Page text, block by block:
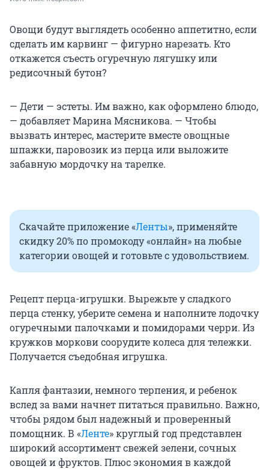
Овощи будут выглядеть особенно аппетитно, если
сделать им карвинг — фигурно нарезать. Кто
откажется съесть огуречную лягушку или
редисочный бутон?
— Дети — эстеты. Им важно, как оформлено блюдо,
— добавляет Марина Мясникова. — Чтобы
вызвать интерес, мастерите вместе овощные
шпажки, паровозик из перца или выложите
забавную мордочку на тарелке.
Скачайте приложение «Ленты», применяйте
скидку 20% по промокоду «онлайн» на любые
категории овощей и готовьте с удовольствием.
Рецепт перца-игрушки. Вырежьте у сладкого
перца стенку, уберите семена и наполните лодочку
огуречными палочками и помидорами черри. Из
кружков моркови соорудите колеса для тележки.
Получается съедобная игрушка.
Капля фантазии, немного терпения, и ребенок
вслед за вами начнет питаться правильно. Важно,
чтобы рядом был надежный и проверенный
помощник. В «Ленте» круглый год представлен
широкий ассортимент свежей зелени, сочных
овощей и фруктов. Плюс экономия в каждой